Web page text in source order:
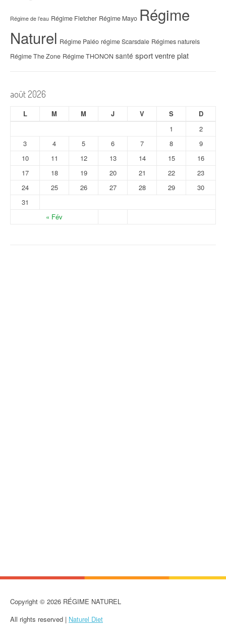
Régime de l’eau Régime Fletcher Régime Mayo Régime
Naturel Régime Paléo régime Scarsdale Régimes naturels
Régime The Zone Régime THONON santé sportventre plat
août 2026
L M M J V S D
« Fév
1
2
3
4 5 6 7 8
9
10
11 12 13 14 15
16
17
18 19 20 21 22
23
24
25 26 27 28 29
30
31
Copyright © 2026 RÉGIME NATUREL
All rights reserved | Naturel Diet